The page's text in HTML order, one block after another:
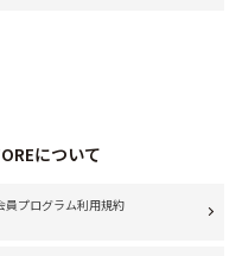
について
員プログラム利用規約